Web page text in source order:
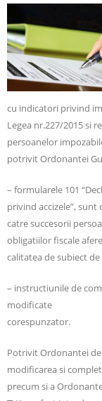
cu indicatori privind
Legea nr.227/2015 si
persoanelor
potrivit Ordonantei
– formularele 101
privind accizele”,
catre succesorii
obligatiilor fiscale
calitatea de subiect
– instructiunile de
modificate
corespunzator.
Potrivit Ordonantei
modificarea si
precum si a